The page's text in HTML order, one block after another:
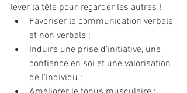
lever la tête pour regarder les autres !
Favoriser la communication verbale
et non verbale ;
Induire une prise d’initiative, une
confiance en soi et une valorisation
de l’individu ;